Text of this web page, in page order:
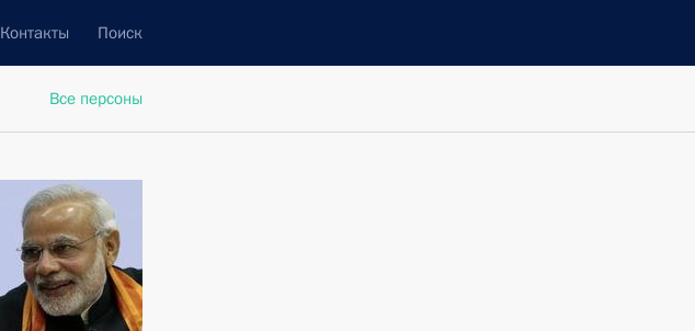
Контакты Поиск
Все персоны